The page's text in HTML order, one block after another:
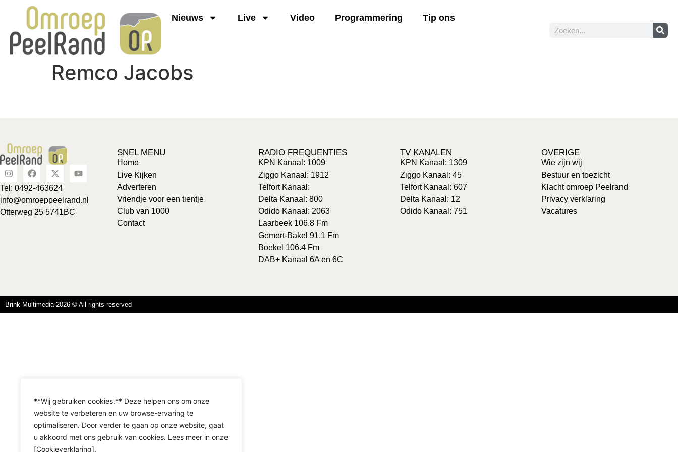
**Wij gebruiken cookies.** Deze helpen ons om onze
website te verbeteren en uw browse-ervaring te
optimaliseren. Door verder te gaan op onze website, gaat
u akkoord met ons gebruik van cookies. Lees meer in onze
[Cookieverklaring].
Nieuws Live Video Programmering Tip ons
Remco Jacobs
Tel: 0492-463624
info@omroeppeelrand.nl
Otterweg 25 5741BC
SNEL MENU
Home
Live Kijken
Adverteren
Vriendje voor een tientje
Club van 1000
Contact
RADIO FREQUENTIES
KPN Kanaal: 1009
Ziggo Kanaal: 1912
Telfort Kanaal:
Delta Kanaal: 800
Odido Kanaal: 2063
Laarbeek 106.8 Fm
Gemert-Bakel 91.1 Fm
Boekel 106.4 Fm
DAB+ Kanaal 6A en 6C
TV KANALEN
KPN Kanaal: 1309
Ziggo Kanaal: 45
Telfort Kanaal: 607
Delta Kanaal: 12
Odido Kanaal: 751
OVERIGE
Wie zijn wij
Bestuur en toezicht
Klacht omroep Peelrand
Privacy verklaring
Vacatures
Brink Multimedia 2026 © All rights reserved